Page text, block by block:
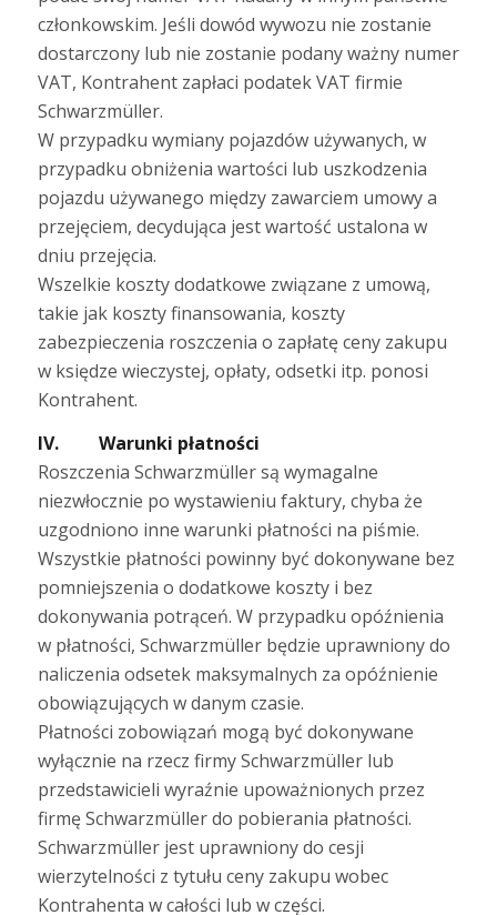
członkowskim. Jeśli dowód wywozu nie zostanie
dostarczony lub nie zostanie podany ważny numer
VAT, Kontrahent zapłaci podatek VAT firmie
Schwarzmüller.
W przypadku wymiany pojazdów używanych, w
przypadku obniżenia wartości lub uszkodzenia
pojazdu używanego między zawarciem umowy a
przejęciem, decydująca jest wartość ustalona w
dniu przejęcia.
Wszelkie koszty dodatkowe związane z umową,
takie jak koszty finansowania, koszty
zabezpieczenia roszczenia o zapłatę ceny zakupu
w księdze wieczystej, opłaty, odsetki itp. ponosi
Kontrahent.
IV. Warunki płatności
Roszczenia Schwarzmüller są wymagalne
niezwłocznie po wystawieniu faktury, chyba że
uzgodniono inne warunki płatności na piśmie.
Wszystkie płatności powinny być dokonywane bez
pomniejszenia o dodatkowe koszty i bez
dokonywania potrąceń. W przypadku opóźnienia
w płatności, Schwarzmüller będzie uprawniony do
naliczenia odsetek maksymalnych za opóźnienie
obowiązujących w danym czasie.
Płatności zobowiązań mogą być dokonywane
wyłącznie na rzecz firmy Schwarzmüller lub
przedstawicieli wyraźnie upoważnionych przez
firmę Schwarzmüller do pobierania płatności.
Schwarzmüller jest uprawniony do cesji
wierzytelności z tytułu ceny zakupu wobec
Kontrahenta w całości lub w części.